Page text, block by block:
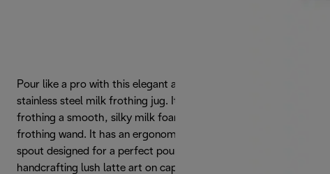
Pour like a pro with this elegant and stylish black matte
stainless steel milk frothing jug. It is perfectly designed for
frothing a smooth, silky milk foam using any type of
frothing wand. It has an ergonomic handle and a V-shape
spout designed for a perfect pour-control, ideal for
handcrafting lush latte art on cappuccinos, flat white and